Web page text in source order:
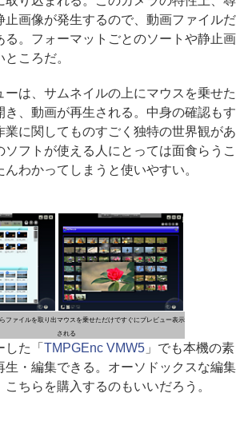
止画像が発生するので、動画ファイルだ
る。フォーマットごとのソートや静止画
ころだ。
は、サムネイルの上にマウスを乗せた
き、動画が再生される。中身の確認もす
業に関してものすごく独特の世界観があ
ソフトが使える人にとっては面食らうこ
わかってしまうと使いやすい。
ファイルを取り出マウスを乗せただけですぐにプレビュー表示
される
た「 TMPGEnc VMW5」でも本機の素
生・編集できる。オーソドックスな編集
ちらを購入するのもいいだろう。